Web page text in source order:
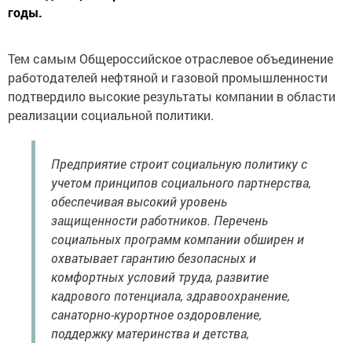
годы.
Тем самым Общероссийское отраслевое объединение
работодателей нефтяной и газовой промышленности
подтвердило высокие результаты компании в области
реализации социальной политики.
Предприятие строит социальную политику с
учетом принципов социального партнерства,
обеспечивая высокий уровень
защищенности работников. Перечень
социальных программ компании обширен и
охватывает гарантию безопасных и
комфортных условий труда, развитие
кадрового потенциала, здравоохранение,
санаторно-курортное оздоровление,
поддержку материнства и детства,